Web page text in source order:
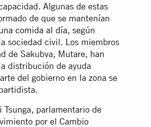
Algunas de estas
de que se mantenían
comida al día, según
sociedad civil. Los miembros
de Sakubva, Mutare, han
distribución de ayuda
del gobierno en la zona se
Tsunga, parlamentario de
por el Cambio